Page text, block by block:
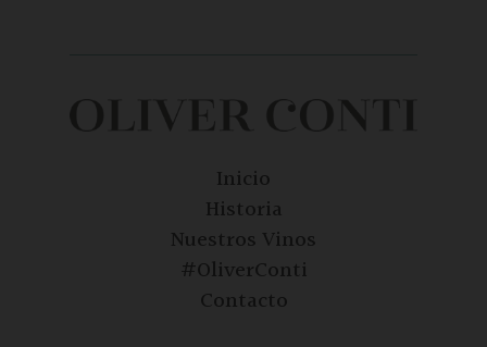
Inicio
Historia
Nuestros Vinos
#OliverConti
Contacto